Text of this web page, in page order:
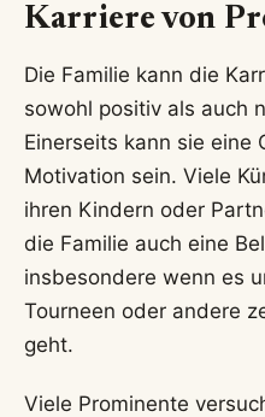
Karriere von
Die Familie kann die
sowohl positiv als auch
Einerseits kann sie eine
Motivation sein. Viele
ihren Kindern oder
die Familie auch eine
insbesondere wenn es
Tourneen oder andere
geht.
Viele Prominente